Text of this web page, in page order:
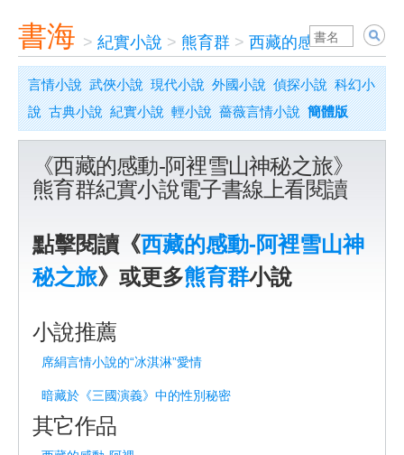
書海 > 紀實小說 > 熊育群 > 西藏的感動-阿裡雪
言情小說 武俠小說 現代小說 外國小說 偵探小說 科幻小
說 古典小說 紀實小說 輕小說 薔薇言情小說 簡體版
《西藏的感動-阿裡雪山神秘之旅》
熊育群紀實小說電子書線上看閱讀
點擊閱讀《西藏的感動-阿裡雪山神
秘之旅》或更多熊育群小說
小說推薦
席絹言情小說的“冰淇淋”愛情
暗藏於《三國演義》中的性別秘密
其它作品